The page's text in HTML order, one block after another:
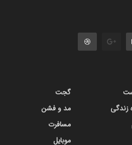
زندگی
گجت
مد و فشن
مسافرت
موبایل